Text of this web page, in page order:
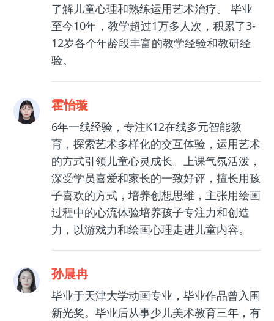
了解儿童心理和熟练运用艺术治疗。 毕业
至今10年，教学超过1万多人次，积累了3-
12岁各个年龄段丰富的教学经验和教研经
验。
霍怡璇
6年一线经验，专注K12在线多元智能教
育，探索艺术多样化的交互体验，运用艺术
的方式引领儿童心灵成长。上课气氛活泼，
深受学员喜爱和家长的一致好评，擅长用孩
子喜欢的方式，培养创想思维，主张用绘画
过程中的心流体验培养孩子专注力和创造
力，以游戏力和绘画心理走进儿童内容。
孙晨冉
毕业于天津大学动画专业，毕业作品曾入围
新光奖。毕业后从事少儿美术教育三年，有